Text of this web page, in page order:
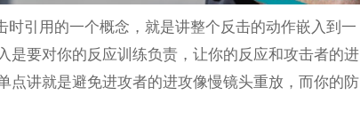
时引用的一个概念，就是讲整个反击的动作嵌入到一
是要对你的反应训练负责，让你的反应和攻击者的进
点讲就是避免进攻者的进攻像慢镜头重放，而你的防